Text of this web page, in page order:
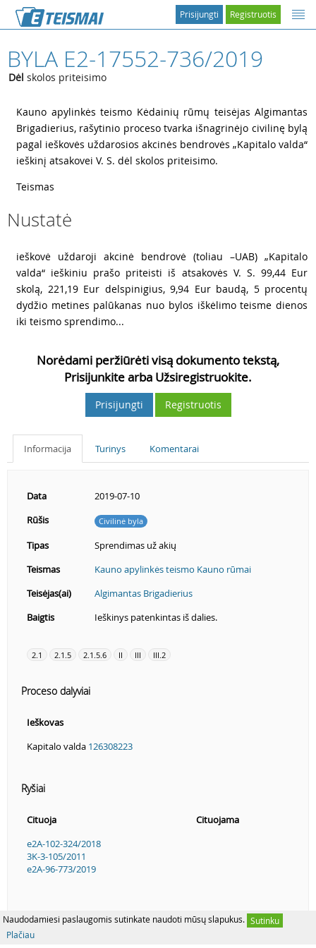
Naudodamiesi paslaugomis sutinkate naudoti mūsų slapukus. Sutinku
Plačiau
Registruotis
Prisijungti
BYLA E2-17552-736/2019
Dėl skolos priteisimo
Kauno apylinkės teismo Kėdainių rūmų teisėjas Algimantas
Brigadierius, rašytinio proceso tvarka išnagrinėjo civilinę bylą
pagal ieškovės uždarosios akcinės bendrovės „Kapitalo valda“
ieškinį atsakovei V. S. dėl skolos priteisimo.
Teismas
Nustatė
ieškovė uždaroji akcinė bendrovė (toliau –UAB) „Kapitalo
valda“ ieškiniu prašo priteisti iš atsakovės V. S. 99,44 Eur
skolą, 221,19 Eur delspinigius, 9,94 Eur baudą, 5 procentų
dydžio metines palūkanas nuo bylos iškėlimo teisme dienos
iki teismo sprendimo...
Norėdami peržiūrėti visą dokumento tekstą,
Prisijunkite arba Užsiregistruokite.
Prisijungti Registruotis
Informacija Turinys Komentarai
Data
2019-07-10
Rūšis
Civilinė byla
Tipas
Sprendimas už akių
Teismas
Kauno apylinkės teismo Kauno rūmai
Teisėjas(ai)
Algimantas Brigadierius
Baigtis
Ieškinys patenkintas iš dalies.
2.1 2.1.5 2.1.5.6 II III III.2
Proceso dalyviai
Ieškovas
Kapitalo valda 126308223
Ryšiai
Cituoja
Cituojama
e2A-102-324/2018
3K-3-105/2011
e2A-96-773/2019